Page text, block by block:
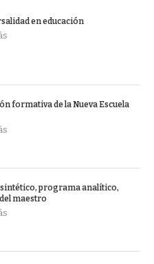
en educación
formativa de la Nueva Escuela
programa analítico,
maestro